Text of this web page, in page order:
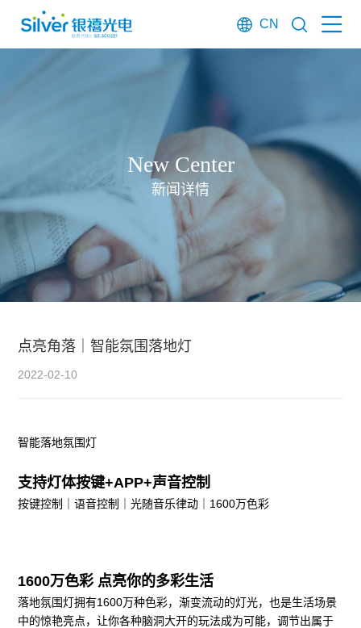
CN
New Center
新闻详情
点亮角落｜智能氛围落地灯
2022-02-10
智能落地氛围灯
支持灯体按键+APP+声音控制
按键控制｜语音控制｜光随音乐律动｜1600万色彩
1600万色彩 点亮你的多彩生活
落地氛围灯拥有1600万种色彩，渐变流动的灯光，也是生活场景
中的惊艳亮点，让你各种脑洞大开的玩法成为可能，调节出属于